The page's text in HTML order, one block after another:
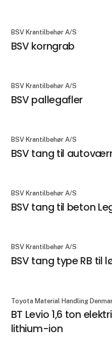
BSV Krantilbehør A/S
BSV korngrab
BSV Krantilbehør A/S
BSV pallegafler
BSV Krantilbehør A/S
BSV tang til
BSV Krantilbehør A/S
BSV tang til beton
BSV Krantilbehør A/S
BSV tang type RB til
Toyota Material Handling
BT Levio 1,6 ton
lithium-ion